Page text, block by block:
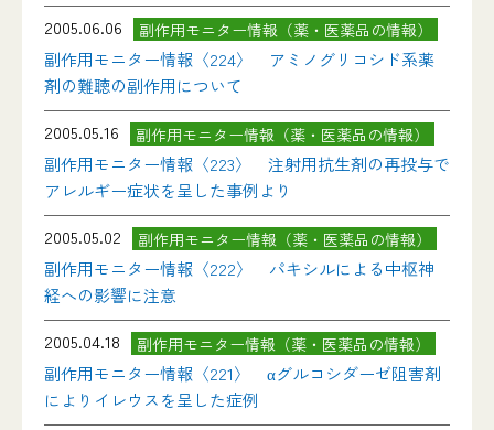
2005.06.06
副作用モニター情報（薬・医薬品の情報）
副作用モニター情報〈224〉 アミノグリコシド系薬
剤の難聴の副作用について
2005.05.16
副作用モニター情報（薬・医薬品の情報）
副作用モニター情報〈223〉 注射用抗生剤の再投与で
アレルギー症状を呈した事例より
2005.05.02
副作用モニター情報（薬・医薬品の情報）
副作用モニター情報〈222〉 パキシルによる中枢神
経への影響に注意
2005.04.18
副作用モニター情報（薬・医薬品の情報）
副作用モニター情報〈221〉 αグルコシダーゼ阻害剤
によりイレウスを呈した症例